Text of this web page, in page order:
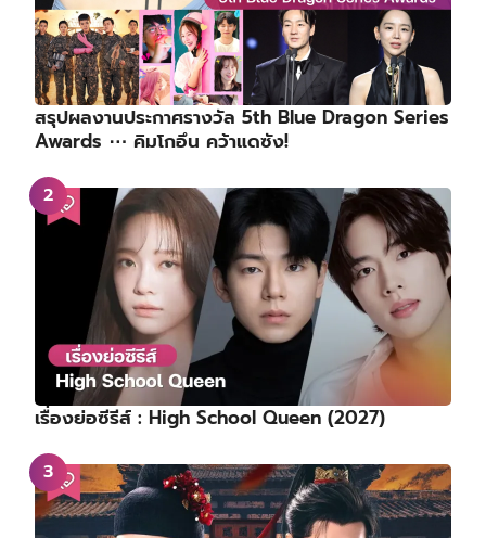
สรุปผลงานประกาศรางวัล 5th Blue Dragon Series
Awards ⋯ คิมโกอึน คว้าแดซัง!
เรื่องย่อซีรีส์ : High School Queen (2027)